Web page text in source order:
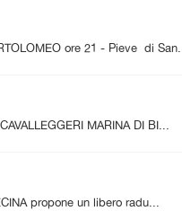
ore 21 - Pieve di San...
MARINA DI BI...
propone un libero radu...